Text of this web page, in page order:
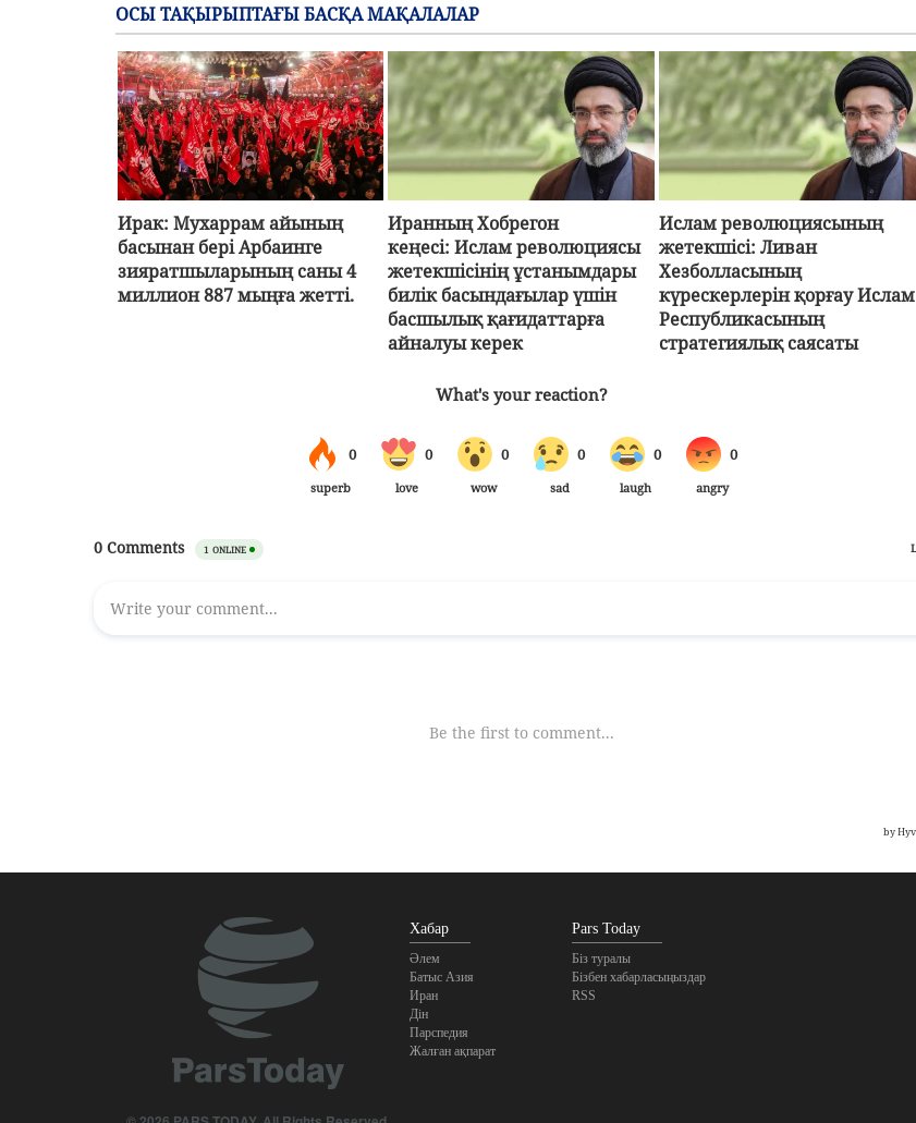
ОСЫ ТАҚЫРЫПТАҒЫ БАСҚА МАҚАЛАЛАР
Ирак: Мухаррам айының
басынан бері Арбаинге
зияратшыларының саны 4
миллион 887 мыңға жетті.
Иранның Хобрегон
кеңесі: Ислам революциясы
жетекшісінің ұстанымдары
билік басындағылар үшін
басшылық қағидаттарға
айналуы керек
Ислам революциясының
жетекшісі: Ливан
Хезболласының
күрескерлерін қорғау Ислам
Республикасының
стратегиялық саясаты
Хабар
Әлем
Батыс Азия
Иран
Дін
Парспедия
Жалған ақпарат
Pars Today
Біз туралы
Бізбен хабарласыңыздар
RSS